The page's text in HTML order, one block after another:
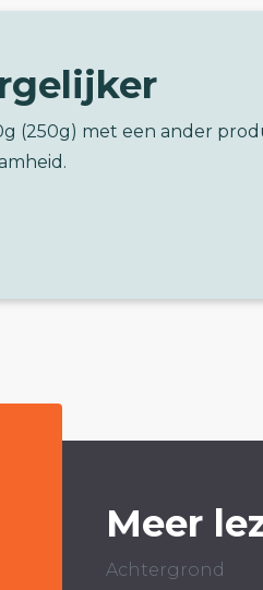
(250g) met een ander
Meer
Achtergrond